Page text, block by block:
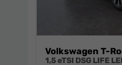
Volkswagen T-